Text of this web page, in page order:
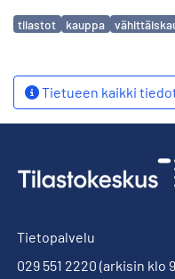
Avainsanat
tilastot kauppa
Tietueen kaikki
Tietopalvelu
029 551 2220 (arkisin klo